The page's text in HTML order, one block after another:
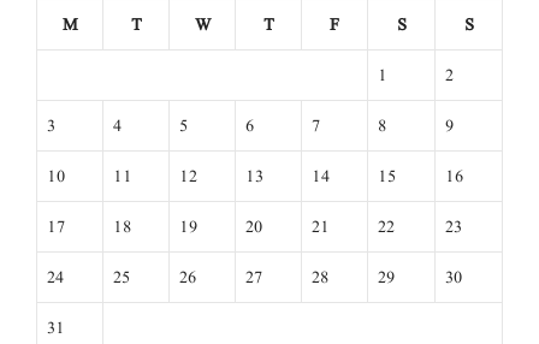
M
T W T F S
S
1
2
3
4 5 6 7 8
9
10
11 12 13 14 15
16
17
18 19 20 21 22
23
24
25 26 27 28 29
30
31